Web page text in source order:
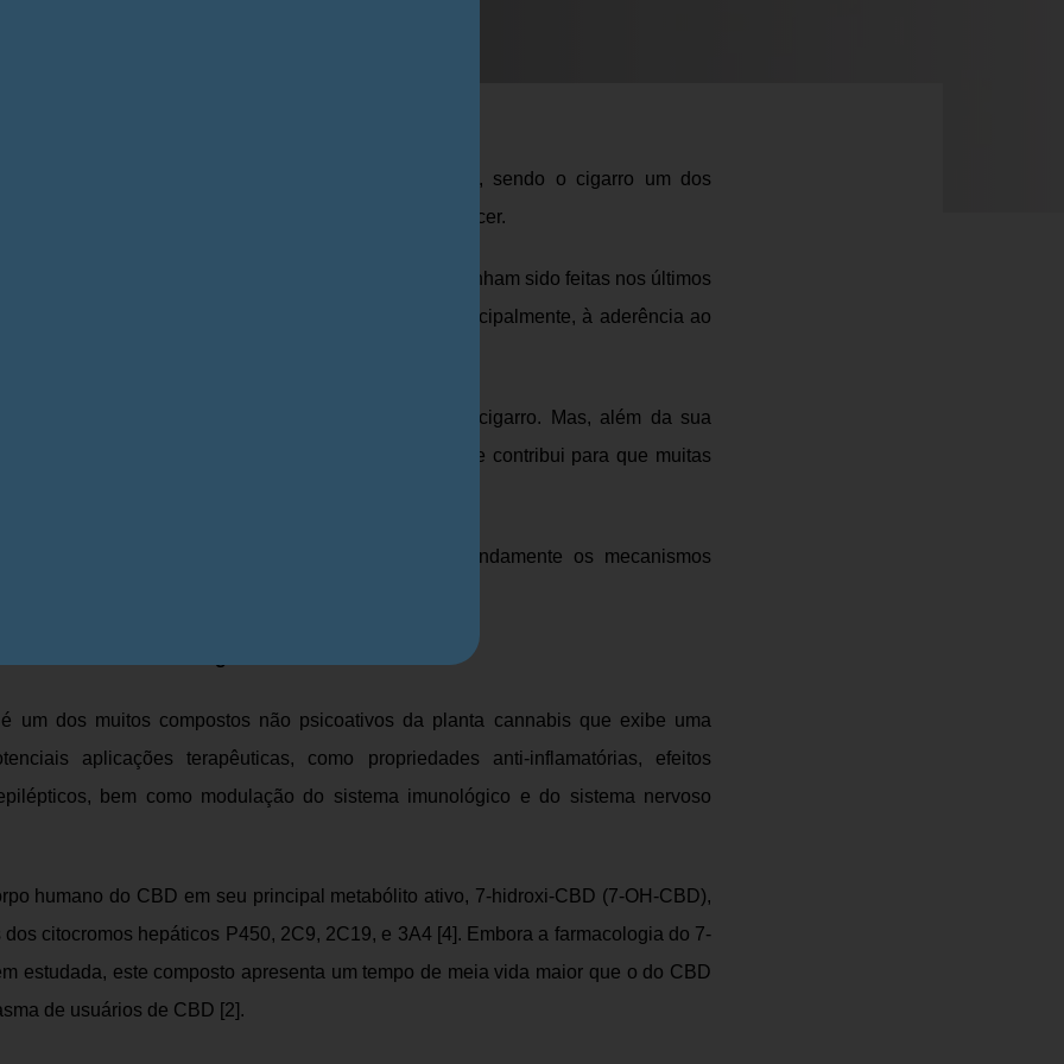
são amplamente conhecidos pela população, sendo o cigarro um dos
influenciam o desenvolvimento de diversos tipos de câncer.
para conscientização contra o uso do cigarro tenham sido feitas nos últimos
tem aumentando consideravelmente devido, principalmente, à aderência ao
muitas substâncias tóxicas presente na fumaça do cigarro. Mas, além da sua
é capaz de produzir dependência no usuário, fator que contribui para que muitas
vêm sendo desenvolvidas para entender profundamente os mecanismos
um dos muitos compostos não psicoativos da planta cannabis que exibe uma
aplicações terapêuticas, como propriedades anti-inflamatórias, efeitos
bem como modulação do sistema imunológico e do sistema nervoso
humano do CBD em seu principal metabólito ativo, 7-hidroxi-CBD (7-OH-CBD),
citocromos hepáticos P450, 2C9, 2C19, e 3A4 [4]. Embora a farmacologia do 7-
estudada, este composto apresenta umtempo de meia vida maior que o do CBD
de usuários de CBD [2].